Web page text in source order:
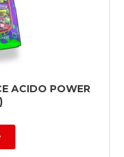
ACIDO POWER